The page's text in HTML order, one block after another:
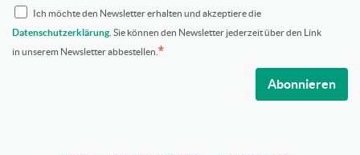
Ich möchte den Newsletter erhalten und akzeptiere die
Datenschutzerklärung . Sie können den Newsletter jederzeit über den Link
in unserem Newsletter abbestellen.
Abonnieren